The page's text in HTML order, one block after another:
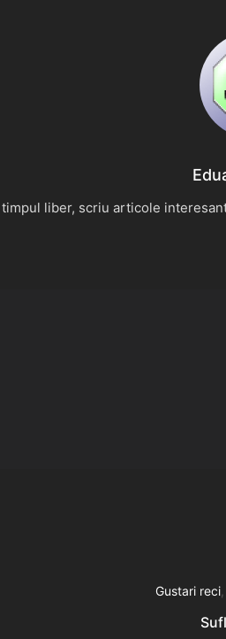
timpul liber, scriu articole
Gustari reci